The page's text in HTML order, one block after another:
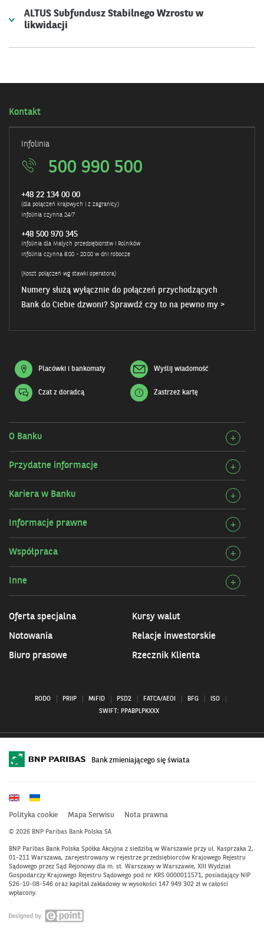
ALTUS Subfundusz Stabilnego Wzrostu w
likwidacji
Kontakt
Infolinia
500 990 500
+48 22 134 00 00
(dla połączeń krajowych i z zagranicy)
Infolinia czynna 24/7
+48 500 970 345
Infolinia dla Małych przedsiębiorstw i Rolników
Infolinia czynna 8:00 - 20:00 w dni robocze
(Koszt połączeń wg stawki operatora)
Numery służą wyłącznie do połączeń przychodzących
Bank do Ciebie dzwoni? Sprawdź czy to na pewno my >
Placówki i bankomaty Wyślij wiadomość
Czat z doradcą
Otwiera
Zastrzeż kartę
O Banku +
O
Przydatne informacje +
Kariera w Banku +
w
Informacje prawne +
Współpraca +
Inne +
Oferta specjalna Kursy walut
Notowania Relacje inwestorskie
Biuro prasowe Rzecznik Klienta
RODO PRIIP MiFID PSD2 FATCA/AEOI BFG
ISO
SWIFT: PPABPLPKXXX
Bank zmieniającego się świata
Polityka cookie Mapa Serwisu Nota prawna
© 2026 BNP Paribas Bank Polska SA
BNP Paribas Bank Polska Spółka Akcyjna z siedzibą w Warszawie przy ul. Kasprzaka 2,
01-211 Warszawa, zarejestrowany w rejestrze przedsiębiorców Krajowego Rejestru
Sądowego przez Sąd Rejonowy dla m. st. Warszawy w Warszawie, XIII Wydział
Gospodarczy Krajowego Rejestru Sądowego pod nr KRS 0000011571, posiadający NIP
526-10-08-546 oraz kapitał zakładowy w wysokości 147 949 302 zł w całości
wpłacony.
się